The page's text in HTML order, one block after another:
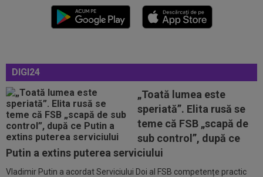
DIGI24
„Toată lumea este
speriată”. Elita rusă se
teme că FSB „scapă de
sub control”, după ce
Putin a extins puterea serviciului
Vladimir Putin a acordat Serviciului Doi al FSB competențe practic
Marius Șumudică a început negocierile cu CFR...
OFICIAL
Dezastru: după Barcelona, a ratat
00:02 EXCLUSIV
Rapid a dat lovitura! Victor
Angelescu a anunțat transferul: "Foarte bun"
00:01 OFICIAL
Surpriză! Kevin Ciubotaru a semnat:
”Nu am putut rata această oportunitate”
00:00
Rușii îl provoacă pe David Popovici înaintea
Europenelor: ”Va pierde aurul!”...
00:46 VIDEO
Daniel Pancu a ”explodat”, după UTA -